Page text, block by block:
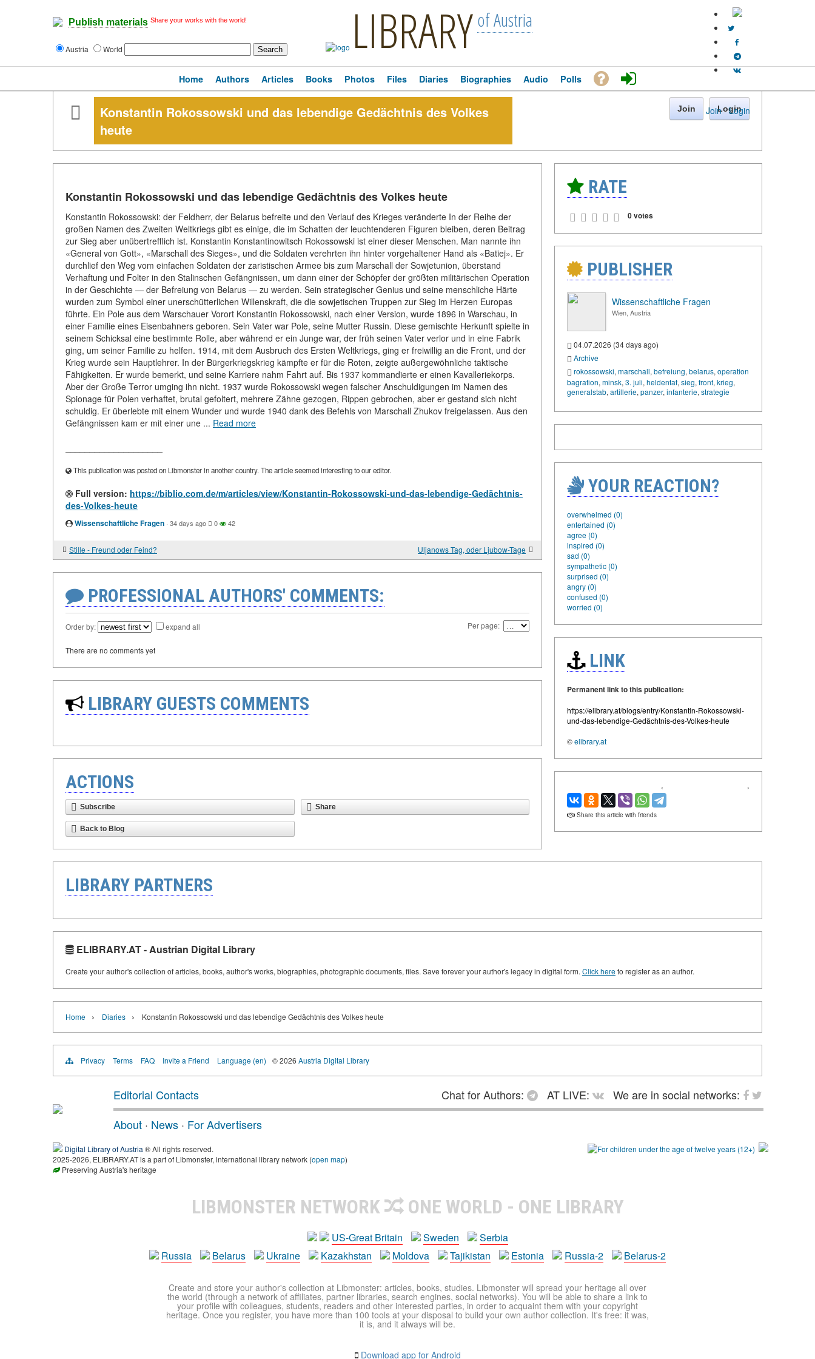
Publish materials Share your works with the world!
Austria World LIBRARY of Austria
Join · Login
Home Authors Articles Books Photos Files Diaries Biographies Audio Polls
Konstantin Rokossowski und das lebendige Gedächtnis des Volkes
heute
Join Login
Konstantin Rokossowski und das lebendige Gedächtnis des Volkes heute
Konstantin Rokossowski: der Feldherr, der Belarus befreite und den Verlauf des Krieges veränderte In der Reihe der
großen Namen des Zweiten Weltkriegs gibt es einige, die im Schatten der leuchtenderen Figuren bleiben, deren Beitrag
zur Sieg aber unübertrefflich ist. Konstantin Konstantinowitsch Rokossowski ist einer dieser Menschen. Man nannte ihn
«General von Gott», «Marschall des Sieges», und die Soldaten verehrten ihn hinter vorgehaltener Hand als «Batiej». Er
durchlief den Weg vom einfachen Soldaten der zaristischen Armee bis zum Marschall der Sowjetunion, überstand
Verhaftung und Folter in den Stalinschen Gefängnissen, um dann einer der Schöpfer der größten militärischen Operation
in der Geschichte — der Befreiung von Belarus — zu werden. Sein strategischer Genius und seine menschliche Härte
wurden zum Symbol einer unerschütterlichen Willenskraft, die die sowjetischen Truppen zur Sieg im Herzen Europas
führte. Ein Pole aus dem Warschauer Vorort Konstantin Rokossowski, nach einer Version, wurde 1896 in Warschau, in
einer Familie eines Eisenbahners geboren. Sein Vater war Pole, seine Mutter Russin. Diese gemischte Herkunft spielte in
seinem Schicksal eine bestimmte Rolle, aber während er ein Junge war, der früh seinen Vater verlor und in eine Fabrik
ging, um seiner Familie zu helfen. 1914, mit dem Ausbruch des Ersten Weltkriegs, ging er freiwillig an die Front, und der
Krieg wurde sein Hauptlehrer. In der Bürgerkriegskrieg kämpfte er für die Roten, zeigte außergewöhnliche taktische
Fähigkeiten. Er wurde bemerkt, und seine Karriere nahm Fahrt auf. Bis 1937 kommandierte er einen Kavalleriekorps.
Aber der Große Terror umging ihn nicht. 1937 wurde Rokossowski wegen falscher Anschuldigungen im Namen des
Spionage für Polen verhaftet, brutal gefoltert, mehrere Zähne gezogen, Rippen gebrochen, aber er gestand sich nicht
schuldig. Er überlebte mit einem Wunder und wurde 1940 dank des Befehls von Marschall Zhukov freigelassen. Aus den
Gefängnissen kam er mit einer une ... Read more
This publication was posted on Libmonster in another country. The article seemed interesting to our editor.
Full version: https://biblio.com.de/m/articles/view/Konstantin-Rokossowski-und-das-lebendige-Gedächtnis-
des-Volkes-heute
Wissenschaftliche Fragen · 34 days ago 0 42
Stille - Freund oder Feind? Uljanows Tag, oder Ljubow-Tage
PROFESSIONAL AUTHORS' COMMENTS:
Order by: expand all Per page:
There are no comments yet
LIBRARY GUESTS COMMENTS
ACTIONS
Subscribe Share
Back to Blog
RATE
0 votes
PUBLISHER
Wissenschaftliche Fragen
Wien, Austria
04.07.2026 (34 days ago)
Archive
rokossowski, marschall, befreiung, belarus, operation
bagration, minsk, 3. juli, heldentat, sieg, front, krieg,
generalstab, artillerie, panzer, infanterie, strategie
YOUR REACTION?
overwhelmed (0)
entertained (0)
agree (0)
inspired (0)
sad (0)
sympathetic (0)
surprised (0)
angry (0)
confused (0)
worried (0)
LINK
Permanent link to this publication:
https://elibrary.at/blogs/entry/Konstantin-Rokossowski-
und-das-lebendige-Gedächtnis-des-Volkes-heute
©elibrary.at
‹ ›
Share this article with friends
LIBRARY PARTNERS
ELIBRARY.AT - Austrian Digital Library
Create your author's collection of articles, books, author's works, biographies, photographic documents, files. Save forever your author's legacy in digital form. Click hereto register as an author.
Home › Diaries › Konstantin Rokossowski und das lebendige Gedächtnis des Volkes heute
Privacy Terms FAQ Invite a Friend Language (en) © 2026 Austria Digital Library
Editorial Contacts Chat for Authors: AT LIVE:
We are in social networks:
About · News · For Advertisers
Digital Library of Austria ® All rights reserved.
2025-2026, ELIBRARY.AT is a part of Libmonster, international library network (open map)
Preserving Austria's heritage
LIBMONSTER NETWORK ONE WORLD - ONE LIBRARY
US-Great Britain Sweden
Serbia
Russia
Belarus Ukraine Kazakhstan Moldova Tajikistan Estonia Russia-2 Belarus-2
Create and store your author's collection at Libmonster: articles, books, studies. Libmonster will spread your heritage all over
the world (through a network of affiliates, partner libraries, search engines, social networks). You will be able to share a link to
your profile with colleagues, students, readers and other interested parties, in order to acquaint them with your copyright
heritage. Once you register, you have more than 100 tools at your disposal to build your own author collection. It's free: it was,
it is, and it always will be.
Download app for Android